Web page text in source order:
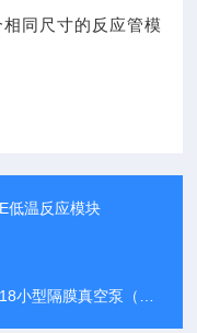
同尺寸的反应管模
低温反应模块
膜真空泵（化学隔膜泵）